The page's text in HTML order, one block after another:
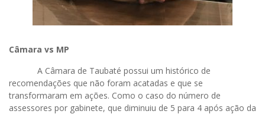
Câmara vs MP
A Câmara de Taubaté possui um histórico de
recomendações que não foram acatadas e que se
transformaram em ações. Como o caso do número de
assessores por gabinete, que diminuiu de 5 para 4 após ação da